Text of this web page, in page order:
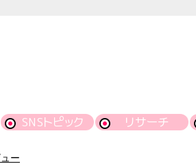
SNSトピック リサーチ
ー